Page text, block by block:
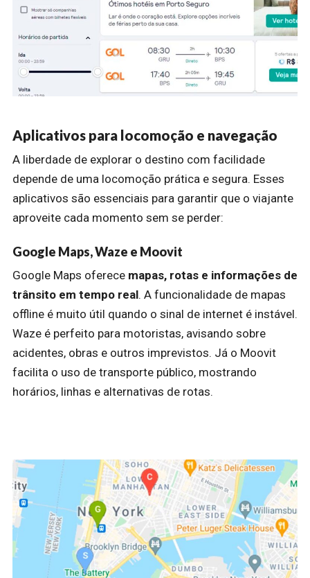
Aplicativos para locomoção e navegação
A liberdade de explorar o destino com facilidade
depende de uma locomoção prática e segura. Esses
aplicativos são essenciais para garantir que o viajante
aproveite cada momento sem se perder:
Google Maps, Waze e Moovit
Google Maps oferece mapas, rotas e informações de
trânsito em tempo real. A funcionalidade de mapas
offline é muito útil quando o sinal de internet é instável.
Waze é perfeito para motoristas, avisando sobre
acidentes, obras e outros imprevistos. Já o Moovit
facilita o uso de transporte público, mostrando
horários, linhas e alternativas de rotas.